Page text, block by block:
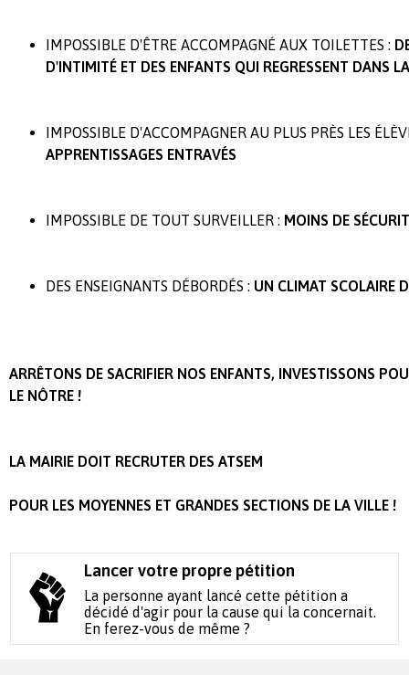
IMPOSSIBLE D'ÊTRE ACCOMPAGNÉ AUX TOILETTES :
D'INTIMITÉ ET DES ENFANTS QUI REGRESSENT DANS
IMPOSSIBLE D'ACCOMPAGNER AU PLUS PRÈS LES
APPRENTISSAGES ENTRAVÉS
IMPOSSIBLE DE TOUT SURVEILLER : MOINS DE
DES ENSEIGNANTS DÉBORDÉS : UN CLIMAT SCOLAIRE
ARRÊTONS DE SACRIFIER NOS ENFANTS, INVESTISSONS
LE NÔTRE !
LA MAIRIE DOIT RECRUTER DES ATSEM
POUR LES MOYENNES ET GRANDES SECTIONS DE LA VILLE !
Lancer votre propre pétition
La personne ayant lancé cette pétition a
décidé d'agir pour la cause qui la concernait.
En ferez-vous de même ?